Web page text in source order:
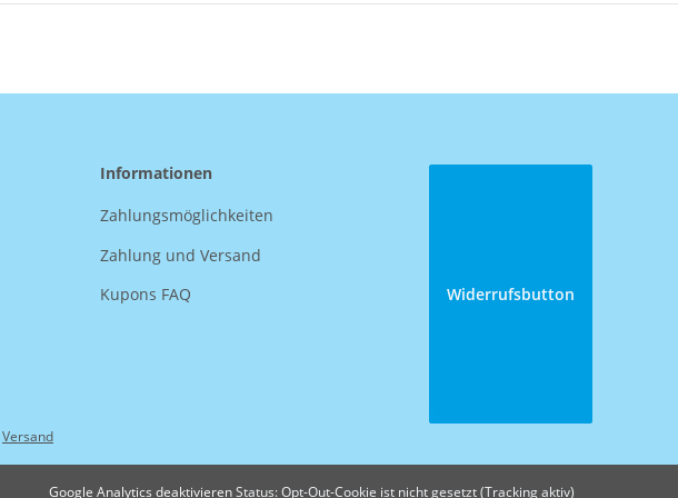
Informationen
Zahlungsmöglichkeiten
Zahlung und Versand
Kupons FAQ
Widerrufsbutton
Versand
Google Analytics deaktivieren Status: Opt-Out-Cookie ist nicht gesetzt (Tracking aktiv)